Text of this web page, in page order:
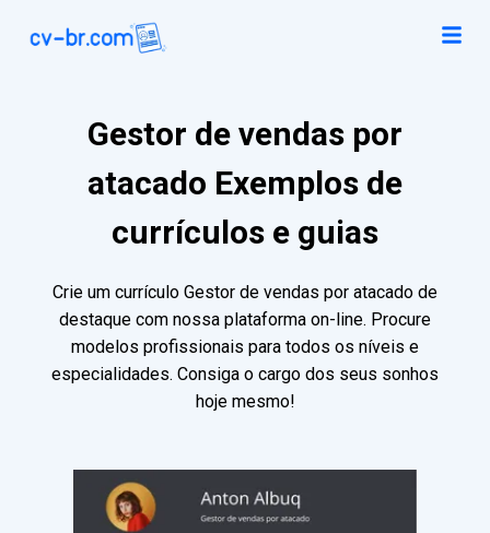
Gestor de vendas por
atacado Exemplos de
currículos e guias
Crie um currículo Gestor de vendas por atacado de
destaque com nossa plataforma on-line. Procure
modelos profissionais para todos os níveis e
especialidades. Consiga o cargo dos seus sonhos
hoje mesmo!